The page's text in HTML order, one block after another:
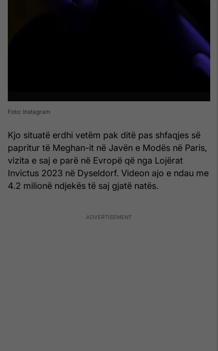
Foto: Instagram
Kjo situatë erdhi vetëm pak ditë pas shfaqjes së
papritur të Meghan-it në Javën e Modës në Paris,
vizita e saj e parë në Evropë që nga Lojërat
Invictus 2023 në Dyseldorf. Videon ajo e ndau me
4.2 milionë ndjekës të saj gjatë natës.